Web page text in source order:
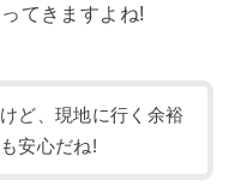
てきますよね!
ど、現地に行く余裕
安心だね!